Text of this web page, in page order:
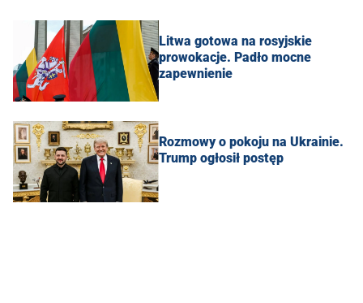
Litwa gotowa na rosyjskie
prowokacje. Padło mocne
zapewnienie
Rozmowy o pokoju na Ukrainie.
Trump ogłosił postęp